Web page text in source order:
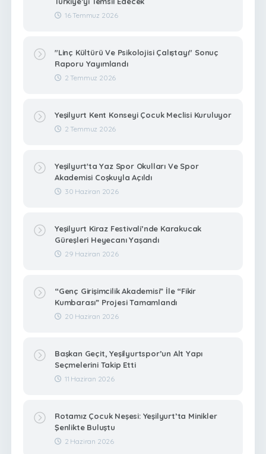
16 Temmuz 2026
"Linç Kültürü Ve Psikolojisi Çalıştayı" Sonuç
Raporu Yayımlandı
2 Temmuz 2026
Yeşilyurt Kent Konseyi Çocuk Meclisi Kuruluyor
2 Temmuz 2026
Yeşilyurt'ta Yaz Spor Okulları Ve Spor
Akademisi Coşkuyla Açıldı
30 Haziran 2026
Yeşilyurt Kiraz Festivali’nde Karakucak
Güreşleri Heyecanı Yaşandı
29 Haziran 2026
“Genç Girişimcilik Akademisi” İle “Fikir
Kumbarası” Projesi Tamamlandı
20 Haziran 2026
Başkan Geçit, Yeşilyurtspor’un Alt Yapı
Seçmelerini Takip Etti
11 Haziran 2026
Rotamız Çocuk Neşesi: Yeşilyurt’ta Minikler
Şenlikte Buluştu
2 Haziran 2026